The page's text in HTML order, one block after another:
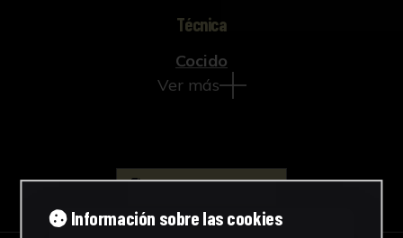
Técnica
Cocido
Ver más
Descargar Ficha
Información sobre las cookies